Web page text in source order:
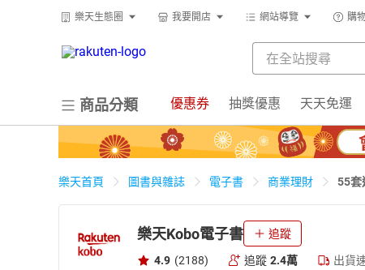
樂天生態圈 我要開店 網站導覽 購
商品分類 優惠券 抽獎優惠 天天免運
樂天首頁 圖書與雜誌 電子書 商業理財 55套
樂天Kobo電子書 追蹤
4.9 (2188) 追蹤 2.4萬 出貨